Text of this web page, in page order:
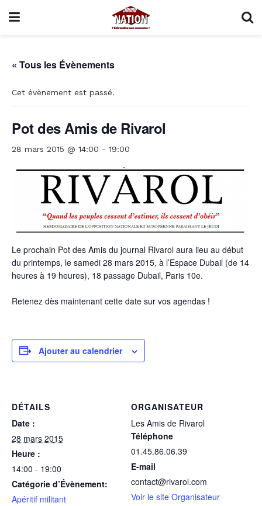
« Tous les Évènements
Cet évènement est passé.
Pot des Amis de Rivarol
28 mars 2015 @ 14:00 - 19:00
Le prochain Pot des Amis du journal Rivarol aura lieu au début
du printemps, le samedi 28 mars 2015, à l’Espace Dubail (de 14
heures à 19 heures), 18 passage Dubail, Paris 10e.
Retenez dès maintenant cette date sur vos agendas !
Ajouter au calendrier
DÉTAILS
Date :
28 mars 2015
Heure :
14:00 - 19:00
Catégorie d’Évènement:
Apéritif militant
ORGANISATEUR
Les Amis de Rivarol
Téléphone
01.45.86.06.39
E-mail
contact@rivarol.com
Voir le site Organisateur